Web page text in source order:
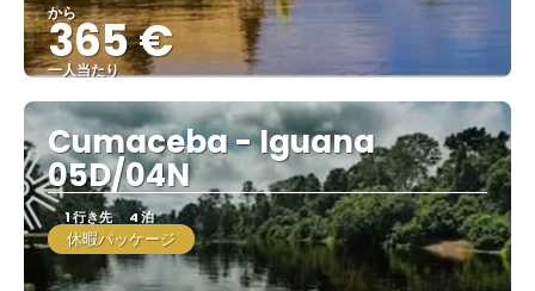
から
365 €
一人当たり
見る
Cumaceba - Iguana
05D/04N
1 行き先 4 泊
休暇パッケージ